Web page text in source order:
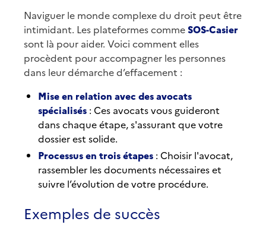
Naviguer le monde complexe du droit peut être
intimidant. Les plateformes commeSOS-Casier
sont là pour aider. Voici comment elles
procèdent pour accompagner les personnes
dans leur démarche d’effacement :
Mise en relation avec des avocats
spécialisés : Ces avocats vous guideront
dans chaque étape, s'assurant que votre
dossier est solide.
Processus en trois étapes : Choisir l'avocat,
rassembler les documents nécessaires et
suivre l’évolution de votre procédure.
Exemples de succès